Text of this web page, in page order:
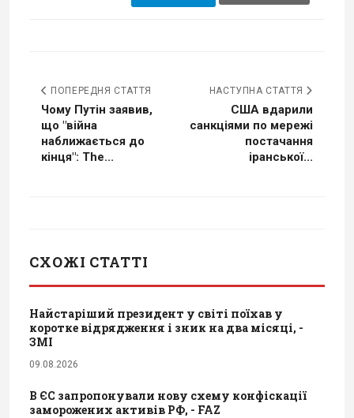
ПОПЕРЕДНЯ СТАТТЯ
Чому Путін заявив,
що "війна
наближається до
кінця": The...
НАСТУПНА СТАТТЯ
США вдарили
санкціями по мережі
постачання
іранської...
СХОЖІ СТАТТІ
Найстаріший президент у світі поїхав у
коротке відрядження і зник на два місяці, -
ЗМІ
09.08.2026
В ЄС запропонували нову схему конфіскації
заморожених активів РФ, - FAZ